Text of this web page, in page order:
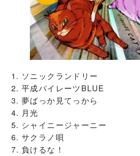
ソニックランドリー
平成パイレーツBLUE
夢ばっか見てっから
月光
シャイニージャーニー
サクラノ唄
負けるな！